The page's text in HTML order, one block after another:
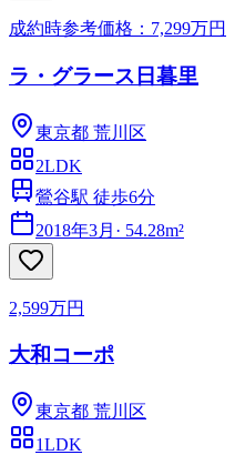
成約時参考価格：7,299万円
ラ・グラース日暮里
東京都 荒川区
2LDK
鶯谷駅 徒歩6分
2018年3月 · 54.28m²
2,599万円
大和コーポ
東京都 荒川区
1LDK